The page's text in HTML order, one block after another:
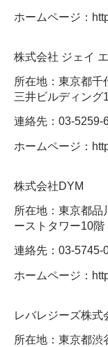
ホームページ：
株式会社 ジェイ
所在地：東京都
三井ビルディング
連絡先：03-5259-
ホームページ：
株式会社DYM
所在地：東京都品
ーストタワー10階
連絡先：03-5745-
ホームページ：
レバレジーズ株式
所在地：東京都渋